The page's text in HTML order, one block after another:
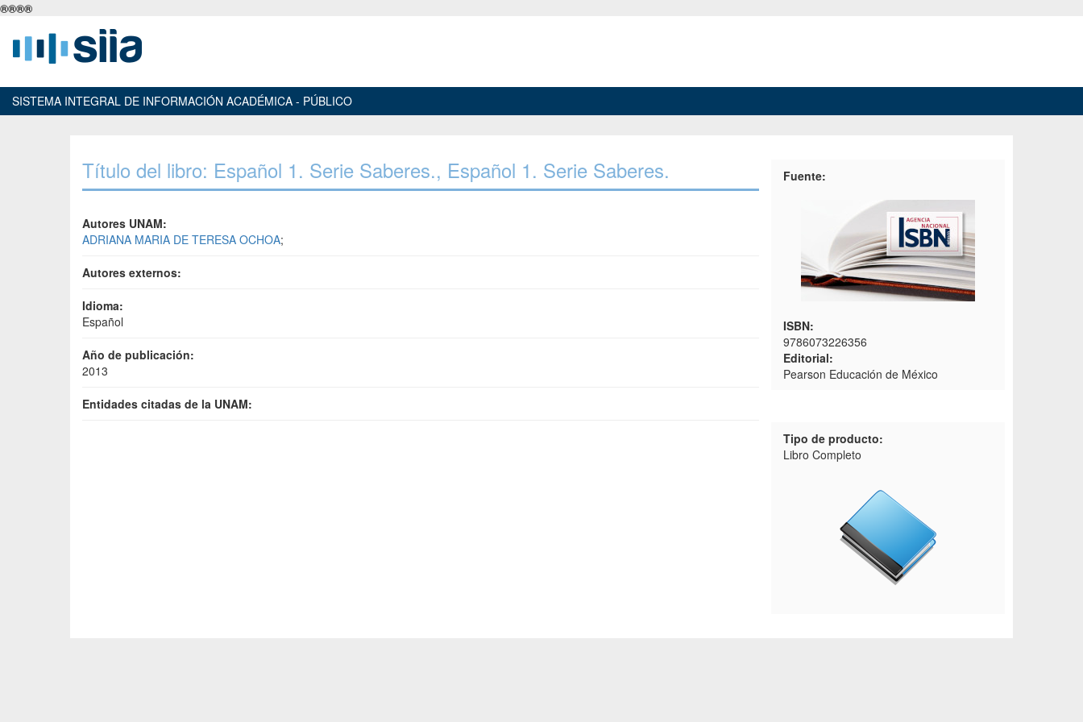
®®®®
SISTEMA INTEGRAL DE INFORMACIÓN ACADÉMICA - PÚBLICO
Título del libro: Español 1. Serie Saberes., Español 1. Serie Saberes.
Autores UNAM:
ADRIANA MARIA DE TERESA OCHOA;
Autores externos:
Idioma:
Español
Año de publicación:
2013
Entidades citadas de la UNAM:
Fuente:
ISBN:
9786073226356
Editorial:
Pearson Educación de México
Tipo de producto:
Libro Completo